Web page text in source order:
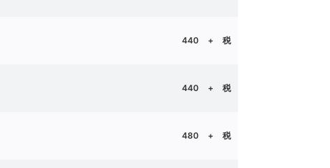
440 + 税
440 + 税
480 + 税